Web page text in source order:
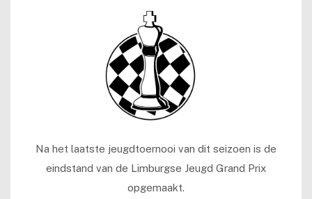
Na het laatste jeugdtoernooi van dit seizoen is de
eindstand van de Limburgse Jeugd Grand Prix
opgemaakt.